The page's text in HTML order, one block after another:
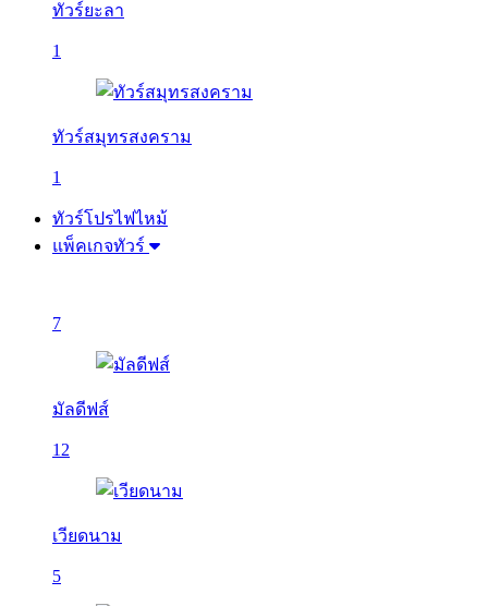
ทัวร์ยะลา
1
ทัวร์สมุทรสงคราม
1
ทัวร์โปรไฟไหม้
แพ็คเกจทัวร์
7
มัลดีฟส์
12
เวียดนาม
5